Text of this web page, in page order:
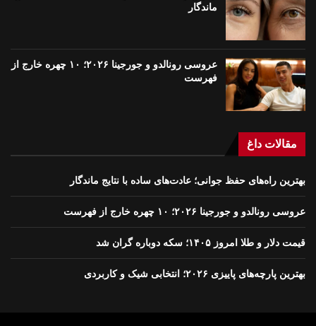
ماندگار
عروسی رونالدو و جورجینا ۲۰۲۶؛ ۱۰ چهره خارج از
فهرست
مقالات داغ
بهترین راه‌های حفظ جوانی؛ عادت‌های ساده با نتایج ماندگار
عروسی رونالدو و جورجینا ۲۰۲۶؛ ۱۰ چهره خارج از فهرست
قیمت دلار و طلا امروز ۱۴۰۵؛ سکه دوباره گران شد
بهترین پارچه‌های پاییزی ۲۰۲۶؛ انتخابی شیک و کاربردی